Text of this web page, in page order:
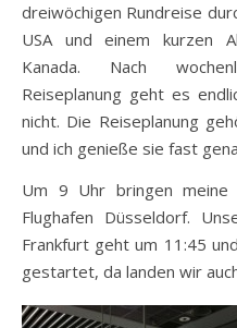
dreiwöchigen Rundreise
USA und einem kurzen
Kanada. Nach
Reiseplanung geht es
nicht. Die Reiseplanung
und ich genieße sie fast
Um 9 Uhr bringen meine
Flughafen Düsseldorf.
Frankfurt geht um 11:45
gestartet, da landen wir